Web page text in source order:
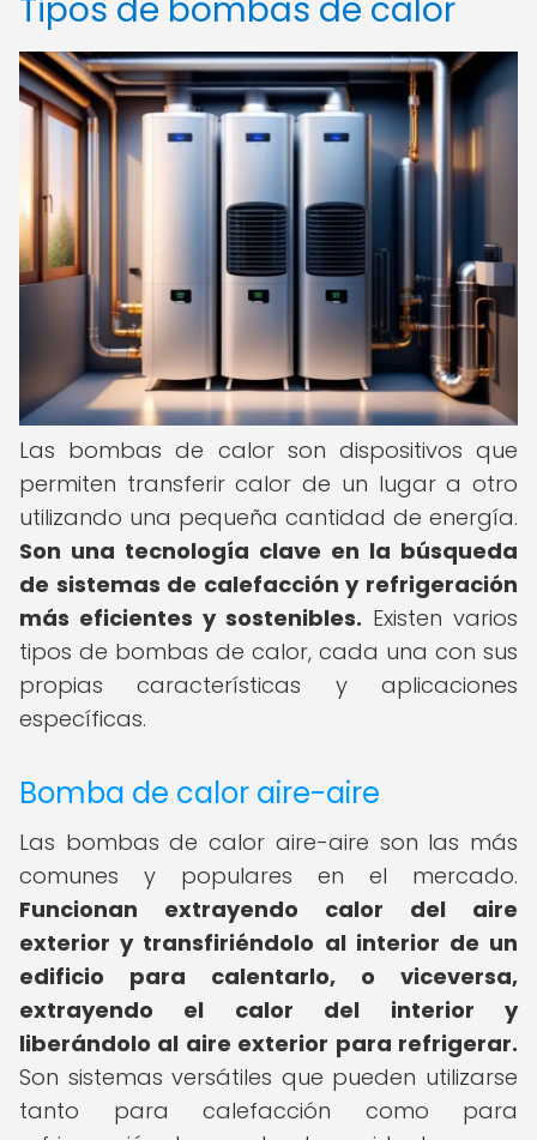
Tipos de bombas de calor
Las bombas de calor son dispositivos que
permiten transferir calor de un lugar a otro
utilizando una pequeña cantidad de energía.
Son una tecnología clave en la búsqueda
de sistemas de calefacción y refrigeración
más eficientes y sostenibles. Existen varios
tipos de bombas de calor, cada una con sus
propias características y aplicaciones
específicas.
Bomba de calor aire-aire
Las bombas de calor aire-aire son las más
comunes y populares en el mercado.
Funcionan extrayendo calor del aire
exterior y transfiriéndolo al interior de un
edificio para calentarlo, o viceversa,
extrayendo el calor del interior y
liberándolo al aire exterior para refrigerar.
Son sistemas versátiles que pueden utilizarse
tanto para calefacción como para